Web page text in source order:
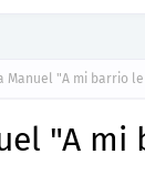
Manuel "A mi barrio
"A